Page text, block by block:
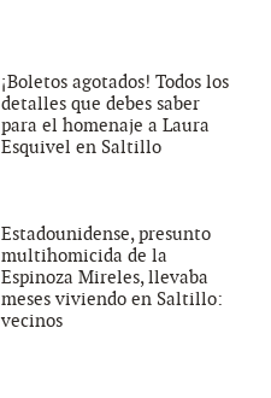
¡Boletos agotados! Todos los
detalles que debes saber
para el homenaje a Laura
Esquivel en Saltillo
Estadounidense, presunto
multihomicida de la
Espinoza Mireles, llevaba
meses viviendo en Saltillo:
vecinos